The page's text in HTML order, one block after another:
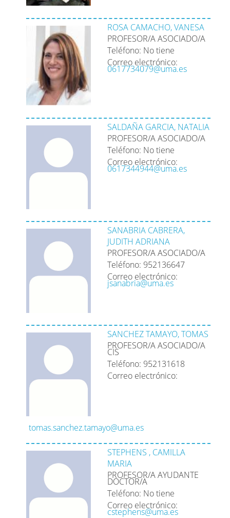
ROSA CAMACHO, VANESA
PROFESOR/A ASOCIADO/A
Teléfono: No tiene
Correo electrónico:
0617734079@uma.es
SALDAÑA GARCIA, NATALIA
PROFESOR/A ASOCIADO/A
Teléfono: No tiene
Correo electrónico:
0617344944@uma.es
SANABRIA CABRERA,
JUDITH ADRIANA
PROFESOR/A ASOCIADO/A
Teléfono: 952136647
Correo electrónico:
jsanabria@uma.es
SANCHEZ TAMAYO, TOMAS
PROFESOR/A ASOCIADO/A
CIS
Teléfono: 952131618
Correo electrónico:
tomas.sanchez.tamayo@uma.es
STEPHENS , CAMILLA
MARIA
PROFESOR/A AYUDANTE
DOCTOR/A
Teléfono: No tiene
Correo electrónico:
cstephens@uma.es